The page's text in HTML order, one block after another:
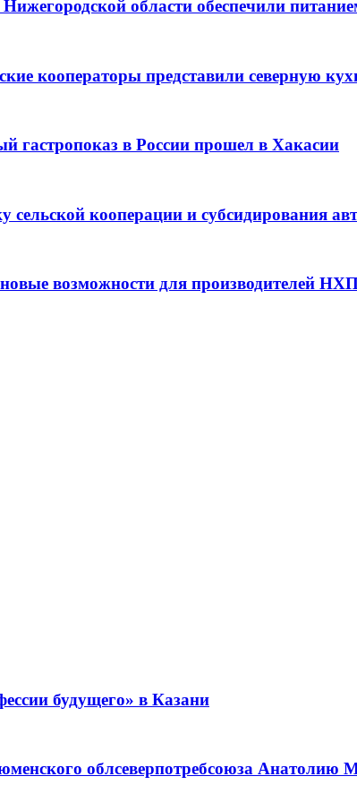
области обеспечили
кооператоры представили северную
гастропоказ в России прошел в Хакасии
кооперации и субсидирования
возможности для производителей
будущего» в Казани
облсеверпотребсоюза Анатолию